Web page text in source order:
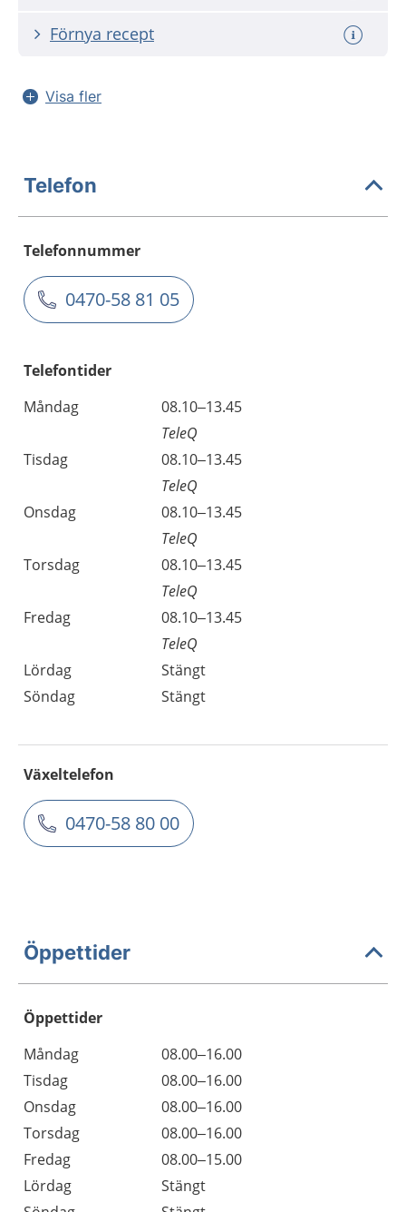
Förnya recept
Visa fler
Telefon
Telefonnummer
0470-58 81 05
Telefontider
Måndag
08.10–13.45
TeleQ
Tisdag
08.10–13.45
TeleQ
Onsdag
08.10–13.45
TeleQ
Torsdag
08.10–13.45
TeleQ
Fredag
08.10–13.45
TeleQ
Lördag
Stängt
Söndag
Stängt
Växeltelefon
0470-58 80 00
Öppettider
Öppettider
Dag
Öppettider
Kommentarer
Måndag
08.00–16.00
Tisdag
08.00–16.00
Onsdag
08.00–16.00
Torsdag
08.00–16.00
Fredag
08.00–15.00
Lördag
Stängt